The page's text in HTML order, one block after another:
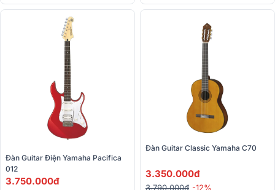
Đàn Guitar Điện Yamaha Pacifica
012
3.750.000đ
Đàn Guitar Classic Yamaha C70
3.350.000đ
3.790.000đ -12%